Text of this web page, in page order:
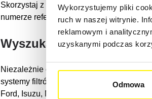
Wykorzystujemy pliki
ruch w naszej witrynie.
reklamowym i
uzyskanymi podczas
Odmowa
Skorzystaj z naszej przyjaznej dla
numerze referencyjnym, modelu lub typie.
Wyszukaj markę swojego
Niezależnie od tego, czy jest to
systemy filtrów do czołowych marek
Ford, Isuzu, Mitsubishi itp.